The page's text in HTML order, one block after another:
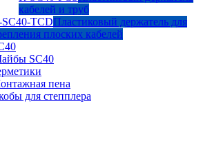
кабелей и труб
SC40-TCDПластиковый держатель для
плоских кабелей
SC40
пена
для степплера